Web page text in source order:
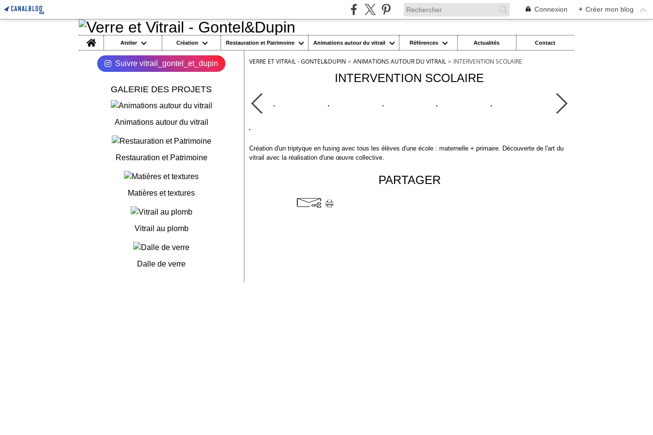
Connexion + Créer mon blog
Home
Atelier Création Restauration et Patrimoine Animations autour du vitrail Références Actualités Contact
Suivre vitrail_gontel_et_dupin
GALERIE DES PROJETS
Animations autour du vitrail
Restauration et Patrimoine
Matières et textures
Vitrail au plomb
Dalle de verre
VERRE ET VITRAIL - GONTEL&DUPIN > ANIMATIONS AUTOUR DU VITRAIL > INTERVENTION SCOLAIRE
INTERVENTION SCOLAIRE
Création d'un triptyque en fusing avec tous les élèves d'une école : maternelle + primaire. Découverte de l'art du
vitrail avec la réalisation d'une œuvre collective.
PARTAGER